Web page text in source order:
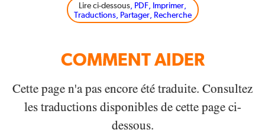
Lire ci-dessous, PDF, Imprimer,
Traductions, Partager, Recherche
COMMENT AIDER
Cette page n'a pas encore été traduite. Consultez
les traductions disponibles de cette page ci-
dessous.